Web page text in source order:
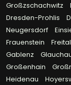
Großzschachwitz
Dresden-Prohlis
Neugersdorf
Frauenstein
Freital
Gablenz
Großenhain
Heidenau